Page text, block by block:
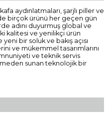
aydınlatmaları, şarjlı piller ve
birçok ürünü her geçen gün
adını duyurmuş global ve
kalitesi ve yenilikçi ürün
bir soluk ve bakış açısı
ve mükemmel tasarımlarını
ve teknik servis
sunan teknolojik bir